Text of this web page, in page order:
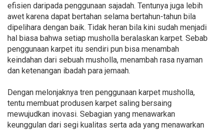
efisien daripada penggunaan sajadah. Tentunya juga lebih
awet karena dapat bertahan selama bertahun-tahun bila
dipelihara dengan baik. Tidak heran bila kini sudah menjadi
hal biasa bahwa setiap musholla beralaskan karpet. Sebab
penggunaan karpet itu sendiri pun bisa menambah
keindahan dari sebuah musholla, menambah rasa nyaman
dan ketenangan ibadah para jemaah.
Dengan melonjaknya tren penggunaan karpet musholla,
tentu membuat produsen karpet saling bersaing
mewujudkan inovasi. Sebagian yang menawarkan
keunggulan dari segi kualitas serta ada yang menawarkan